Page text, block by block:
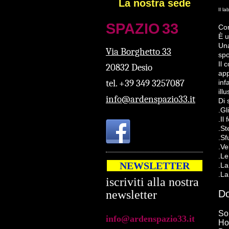
Il
È
Il
Di
.Il
La nostra sede
SPAZIO33
Via Borghetto 33
20832 Desio
tel. +39 349 3257087
info@ardenspazio33.it
NEWSLETTER
2024/2025
In arrivo nuove
proposte
iscriviti alla nostra
newsletter
info@ardenspazio33.it